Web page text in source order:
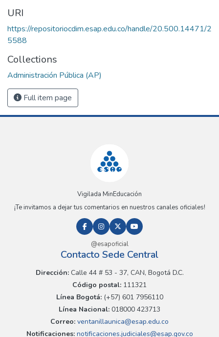
URI
https://repositoriocdim.esap.edu.co/handle/20.500.14471/2
5588
Collections
Administración Pública (AP)
Full item page
Vigilada MinEducación
¡Te invitamos a dejar tus comentarios en nuestros canales oficiales!
@esapoficial
Contacto Sede Central
Dirección:Calle 44 # 53 - 37, CAN, Bogotá D.C.
Código postal: 111321
Línea Bogotá:(+57) 601 7956110
Línea Nacional: 018000 423713
Correo: ventanillaunica@esap.edu.co
Notificaciones:notificaciones.judiciales@esap.gov.co